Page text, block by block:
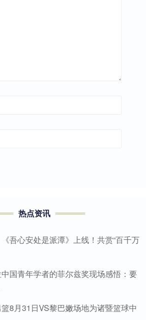
热点资讯
吾心安处是派潭》上线！共赏“百千万
国青年学者的菲尔兹奖现场感悟：要
8月31日VS黎巴嫩场地为诸暨篮球中